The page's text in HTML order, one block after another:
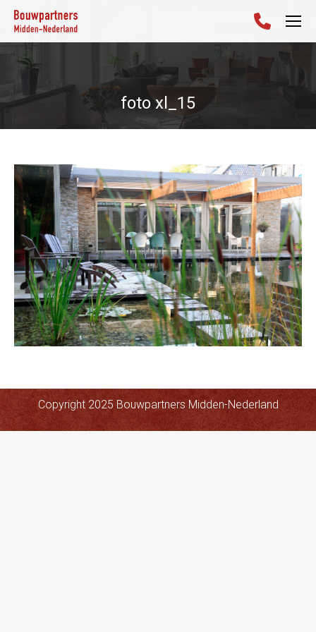
foto xl_15
Copyright 2025 Bouwpartners Midden-Nederland